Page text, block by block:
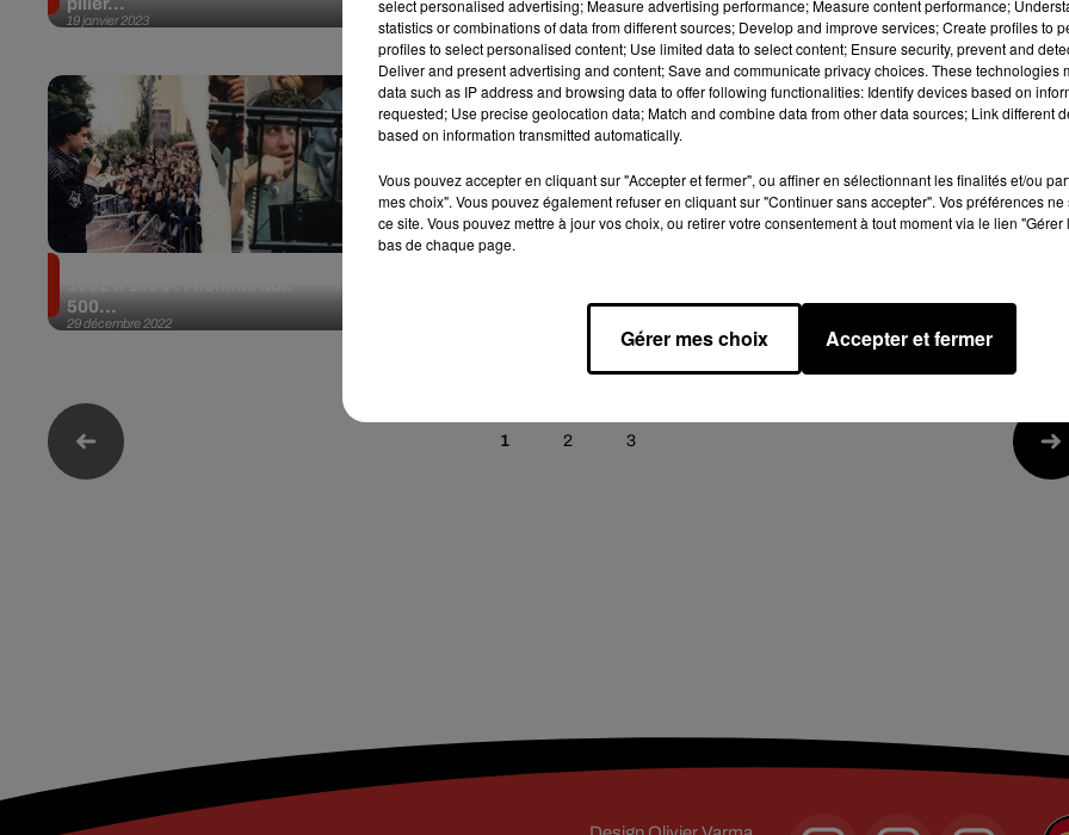
19 janvier 2023
pilier...
12 janvier 2023
premières...
5 janvier 2023
sur Ado
29 décembre 2022
500...
Singuila...
1 2 3
select personalised advertising; Measure advertising performance; Measure content performance;
statistics or combinations of data from different sources; Develop and improve services; Create profiles to
profiles to select personalised content; Use limited data to select content; Ensure security, prevent and
Deliver and present advertising and content; Save and communicate privacy choices. These technologies
data such as IP address and browsing data to offer following functionalities: Identify devices based on
requested; Use precise geolocation data; Match and combine data from other data sources; Link different
based on information transmitted automatically.
Vous pouvez accepter en cliquant sur "Accepter et fermer", ou affiner en sélectionnant les finalités et/ou
mes choix". Vous pouvez également refuser en cliquant sur "Continuer sans accepter". Vos préférences
ce site. Vous pouvez mettre à jour vos choix, ou retirer votre consentement à tout moment via le lien
bas de chaque page.
Gérer mes choix Accepter et fermer